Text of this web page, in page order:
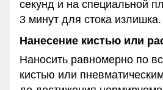
секунд и на специальной
3 минут для стока излишка.
Нанесение кистью или
Наносить равномерно по
кистью или